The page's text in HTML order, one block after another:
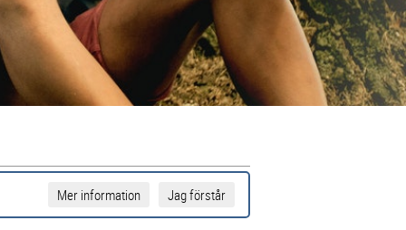
Jag förstår
Mer information